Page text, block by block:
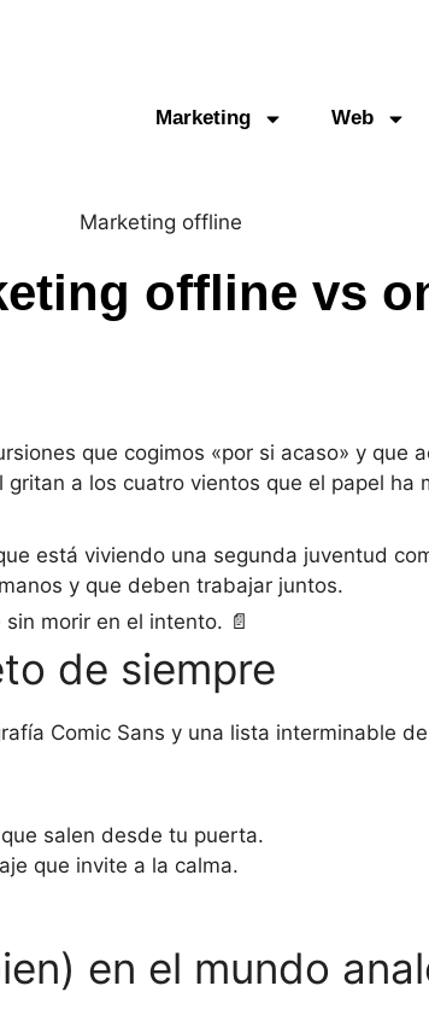
Marketing Web
offline vs
que cogimos «por si acaso» y que
a los cuatro vientos que el papel ha
está viviendo una segunda juventud
y que deben trabajar juntos.
morir en el intento. 📄
de siempre
Comic Sans y una lista interminable
salen desde tu puerta.
que invite a la calma.
en el mundo